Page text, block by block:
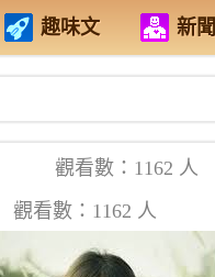
趣味文 新聞
觀看數：1162 人
觀看數：1162 人